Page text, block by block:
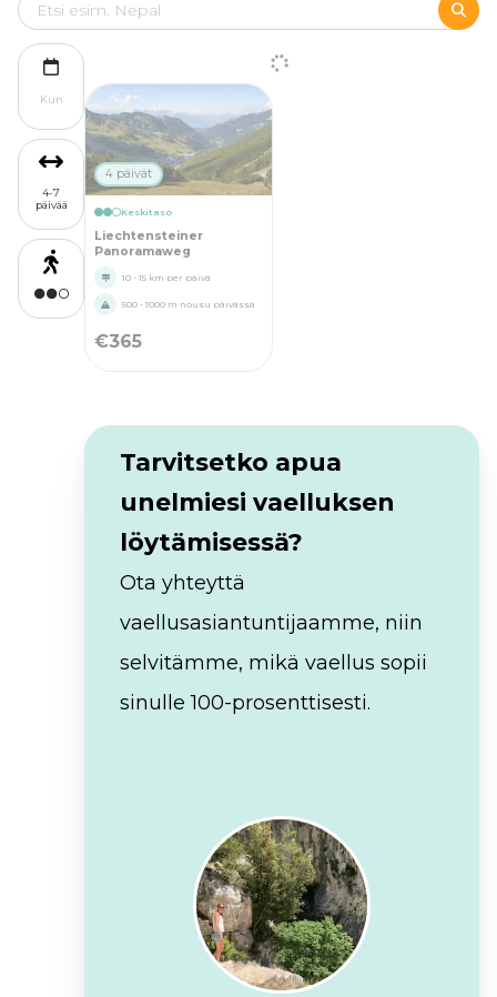
Kun
4-7
päivää
4 päivät
Keskitaso
Liechtensteiner
Panoramaweg
10 - 15 km per päivä
500 - 1000 m nousu päivässä
€365
Tarvitsetko apua
unelmiesi vaelluksen
löytämisessä?
Ota yhteyttä
vaellusasiantuntijaamme, niin
selvitämme, mikä vaellus sopii
sinulle 100-prosenttisesti.